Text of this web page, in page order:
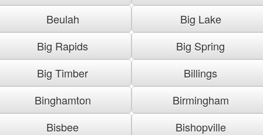
Beulah
Big Lake
Big Rapids
Big Spring
Big Timber
Billings
Binghamton
Birmingham
Bisbee
Bishopville